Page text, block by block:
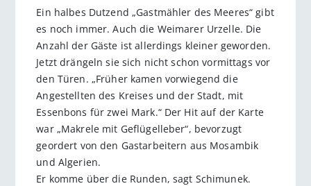
Ein halbes Dutzend „Gastmähler des Meeres“ gibt
es noch immer. Auch die Weimarer Urzelle. Die
Anzahl der Gäste ist allerdings kleiner geworden.
Jetzt drängeln sie sich nicht schon vormittags vor
den Türen. „Früher kamen vorwiegend die
Angestellten des Kreises und der Stadt, mit
Essenbons für zwei Mark.“ Der Hit auf der Karte
war „Makrele mit Geflügelleber“, bevorzugt
geordert von den Gastarbeitern aus Mosambik
und Algerien.
Er komme über die Runden, sagt Schimunek.